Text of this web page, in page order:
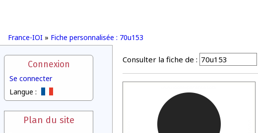
France-IOI » Fiche personnalisée : 70u153
Connexion
Se connecter
Langue :
Plan du site
Consulter la fiche de :